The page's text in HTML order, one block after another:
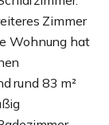
Zimmer
Wohnung hat
rund 83 m²